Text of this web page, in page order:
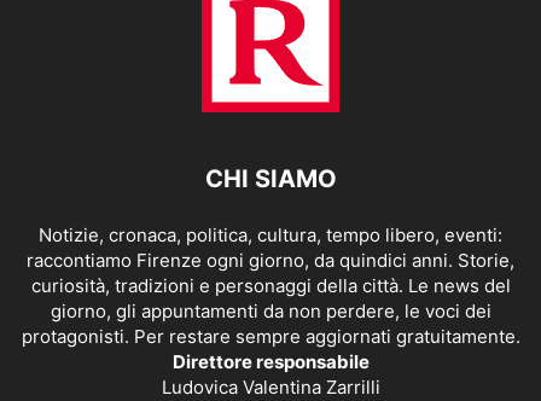
CHI SIAMO
Notizie, cronaca, politica, cultura, tempo libero, eventi:
raccontiamo Firenze ogni giorno, da quindici anni. Storie,
curiosità, tradizioni e personaggi della città. Le news del
giorno, gli appuntamenti da non perdere, le voci dei
protagonisti. Per restare sempre aggiornati gratuitamente.
Direttore responsabile
Ludovica Valentina Zarrilli